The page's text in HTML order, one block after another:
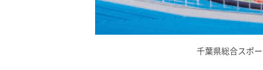
千葉県総合スポ